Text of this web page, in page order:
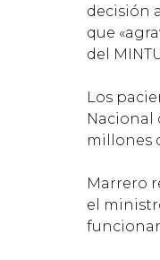
decisión
que
del
Los
Nacional
millones
Marrero
el